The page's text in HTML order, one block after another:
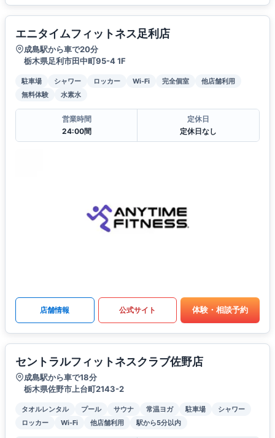
エニタイムフィットネス足利店
成島駅から車で20分
栃木県足利市田中町95-4 1F
駐車場 シャワー ロッカー Wi-Fi 完全個室
他店舗利用
無料体験
水素水
営業時間
24:00間
定休日
定休日なし
店舗情報 公式サイト 体験・相談予約
セントラルフィットネスクラブ佐野店
成島駅から車で18分
栃木県佐野市上台町2143-2
タオルレンタル プール サウナ 常温ヨガ 駐車場
シャワー
ロッカー
Wi-Fi 他店舗利用 駅から5分以内